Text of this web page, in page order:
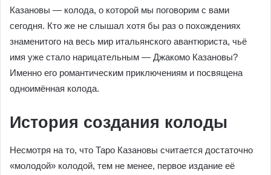
Казановы — колода, о которой мы поговорим с вами
сегодня. Кто же не слышал хотя бы раз о похождениях
знаменитого на весь мир итальянского авантюриста, чьё
имя уже стало нарицательным — Джакомо Казановы?
Именно его романтическим приключениям и посвящена
одноимённая колода.
История создания колоды
Несмотря на то, что Таро Казановы считается достаточно
«молодой» колодой, тем не менее, первое издание её